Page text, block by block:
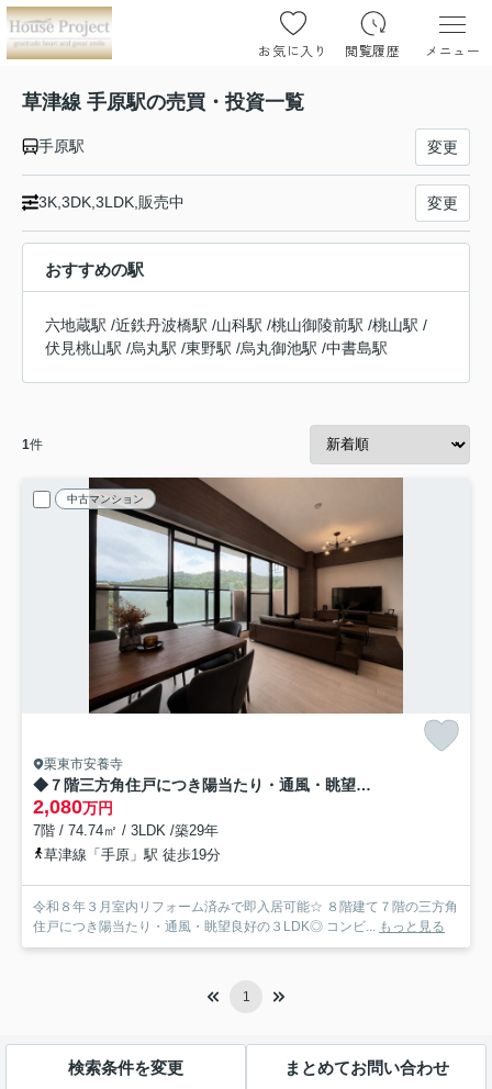
お気に入り 閲覧履歴 メニュー
草津線 手原駅の売買・投資一覧
手原駅 変更
3K,3DK,3LDK,販売中 変更
おすすめの駅
六地蔵駅 /近鉄丹波橋駅 /山科駅 /桃山御陵前駅 /桃山駅 /
伏見桃山駅 /烏丸駅 /東野駅 /烏丸御池駅 /中書島駅
1件
中古マンション
栗東市安養寺
◆７階三方角住戸につき陽当たり・通風・眺望良好◆全居室窓あり◆ヴェルドミール栗東
2,080万円
7階 / 74.74㎡ / 3LDK /築29年
草津線「手原」駅 徒歩19分
令和８年３月室内リフォーム済みで即入居可能☆ ８階建て７階の三方角
住戸につき陽当たり・通風・眺望良好の３LDK◎ コンビ...
もっと見る
1
検索条件を変更 まとめてお問い合わせ